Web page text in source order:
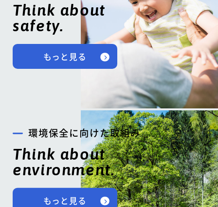
Think about
safety.
もっと見る
環境保全に向けた取組み
Think about
environment.
もっと見る